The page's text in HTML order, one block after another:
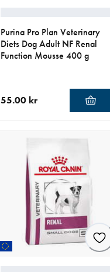
Purina Pro Plan Veterinary
Diets Dog Adult NF Renal
Function Mousse 400 g
55.00 kr